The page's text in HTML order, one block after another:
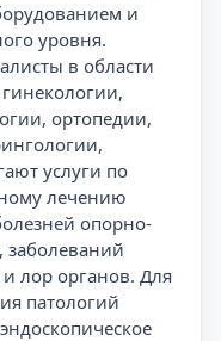
и
уровня.
в области
ортопедии,
услуги по
лечению
опорно-
заболеваний
лор органов. Для
патологий